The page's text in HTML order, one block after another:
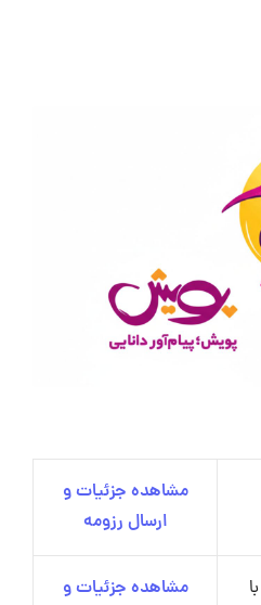
مشاهده جزئیات و
ارسال رزومه
مشاهده جزئیات و